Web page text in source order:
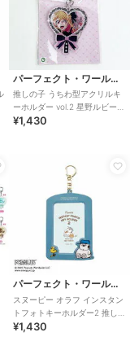
パーフェクト・ワールド・トーキョー
推しの子 うちわ型アクリルキ
ーホルダー vol.2 星野ルビー
推し活 うちわ
¥1,430
パーフェクト・ワールド・トーキョー
スヌーピー オラフ インスタン
トフォトキーホルダー2 推し活
SNOOPY
¥1,430